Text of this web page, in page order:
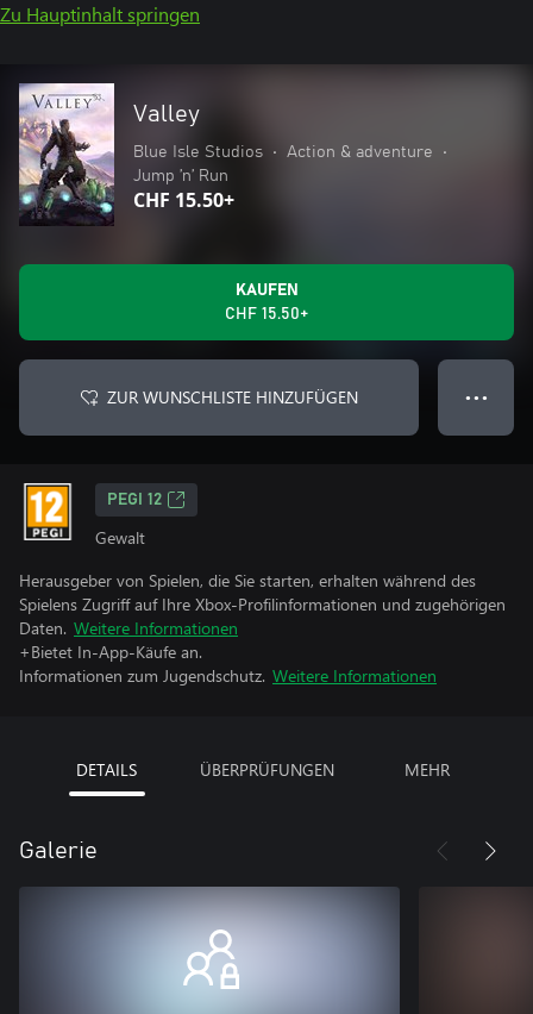
Zu Hauptinhalt springen
Valley
Blue Isle Studios • Action & adventure
•
Jump ’n’ Run
CHF 15.50+
KAUFEN
CHF 15.50+
ZUR WUNSCHLISTE HINZUFÜGEN ● ● ●
PEGI 12
Gewalt
Herausgeber von Spielen, die Sie starten, erhalten während des
Spielens Zugriff auf Ihre Xbox-Profilinformationen und zugehörigen
Daten. Weitere Informationen
+Bietet In-App-Käufe an.
Informationen zum Jugendschutz. Weitere Informationen
DETAILS ÜBERPRÜFUNGEN MEHR
Galerie